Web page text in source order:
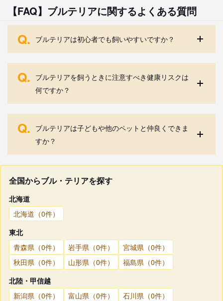
【FAQ】ブルテリアに関するよくある質問
Q. ブルテリアは初心者でも飼いやすいですか？
Q. ブルテリアを飼うときに注意すべき健康リスクは
何ですか？
Q. ブルテリアは子どもや他のペットと仲良くできま
すか？
全国からブル・テリアを探す
北海道
北海道（0件）
東北
青森県（0件）
岩手県（0件）
宮城県（0件）
秋田県（0件）
山形県（0件）
福島県（0件）
北陸・甲信越
新潟県（0件）
富山県（0件） 石川県（0件）